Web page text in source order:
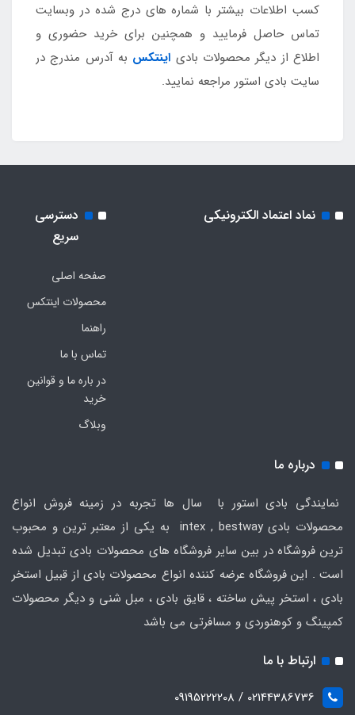
کسب اطلاعات بیشتر با شماره های درج شده در وبسایت
تماس حاصل فرمایید و همچنین برای خرید حضوری و
اطلاع از دیگر محصولات بادی اینتکس به آدرس مندرج در
سایت بادی استور مراجعه نمایید.
نماد اعتماد الکترونیکی
دسترسی
سریع
صفحه اصلی
محصولات اینتکس
راهنما
تماس با ما
در باره ما و قوانین
خرید
وبلاگ
درباره ما
نمایندگی بادی استور با سال ها تجربه در زمینه فروش انواع
محصولات بادی intex , bestway به یکی از معتبر ترین و محبوب
ترین فروشگاه در بین سایر فروشگاه های محصولات بادی تبدیل شده
است . این فروشگاه عرضه کننده انواع محصولات بادی از قبیل استخر
بادی ، استخر پیش ساخته ، قایق بادی ، مبل شنی و دیگر محصولات
کمپینگ و کوهنوردی و مسافرتی می باشد
ارتباط با ما
02144386736 / 09195222208